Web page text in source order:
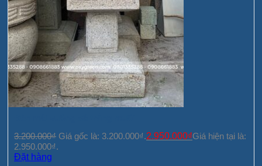
3.200.000₫ Giá gốc là: 3.200.000₫.2.950.000₫Giá hiện tại là:
2.950.000₫.
Đặt hàng